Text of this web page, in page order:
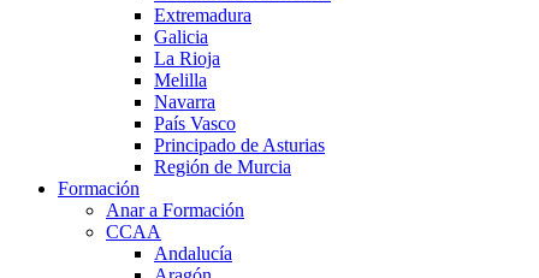
Extremadura
Galicia
La Rioja
Melilla
Navarra
País Vasco
Principado de Asturias
Región de Murcia
Formación
Anar a Formación
CCAA
Andalucía